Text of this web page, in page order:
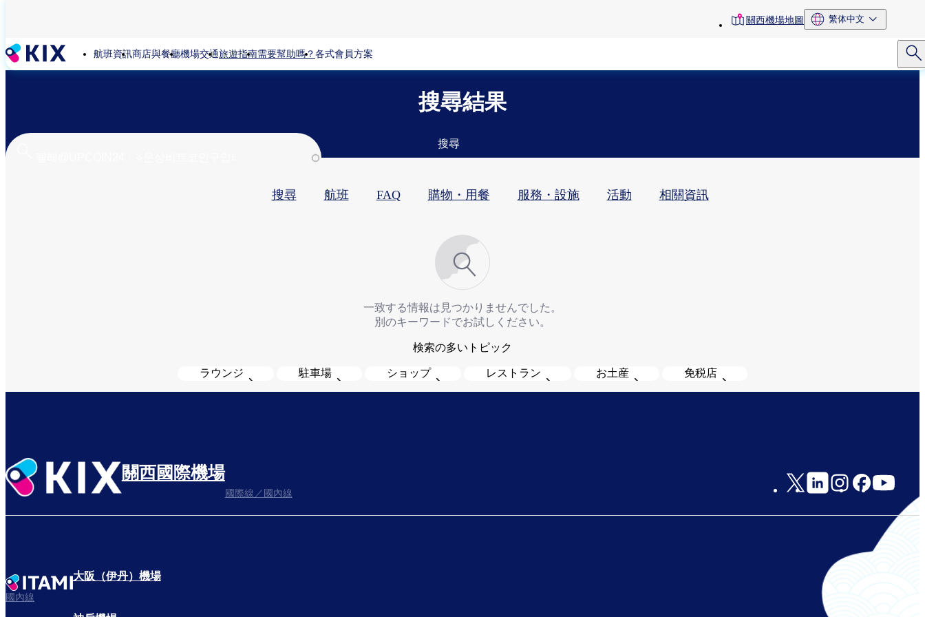
主
內
容
toolbar關西機場地圖 繁体中文
航班資訊商店與餐廳機場交通旅遊指南需要幫助嗎？ 各式會員方案
搜尋結果
搜尋
搜尋 航班 FAQ 購物・用餐​ 服務・設施​ 活動​ 相關資訊
一致する情報は見つかりませんでした。
別のキーワードでお試しください。
検索の多いトピック
ラウンジ 駐車場 ショップ レストラン お土産 免税店
關西國際機場
國際線／國內線
大阪（伊丹）機場
國內線
Social